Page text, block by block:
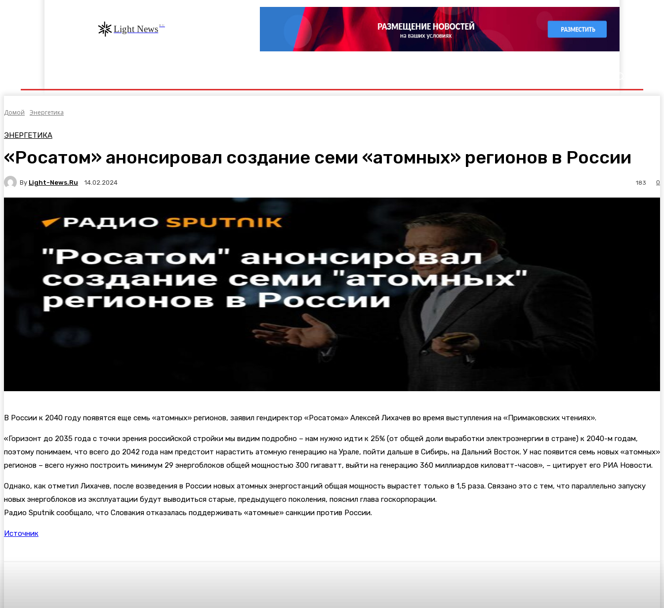
Light News RU
Домой Энергетика
ЭНЕРГЕТИКА
«Росатом» анонсировал создание семи «атомных» регионов в России
By Light-News.ru 14.02.2024 0
183
В России к 2040 году появятся еще семь «атомных» регионов, заявил гендиректор «Росатома» Алексей Лихачев во время выступления на «Примаковских чтениях».
«Горизонт до 2035 года с точки зрения российской стройки мы видим подробно – нам нужно идти к 25% (от общей доли выработки электроэнергии в стране) к 2040-м годам,
поэтому понимаем, что всего до 2042 года нам предстоит нарастить атомную генерацию на Урале, пойти дальше в Сибирь, на Дальний Восток. У нас появится семь новых «атомных»
регионов – всего нужно построить минимум 29 энергоблоков общей мощностью 300 гигаватт, выйти на генерацию 360 миллиардов киловатт-часов», – цитирует его РИА Новости.
Однако, как отметил Лихачев, после возведения в России новых атомных энергостанций общая мощность вырастет только в 1,5 раза. Связано это с тем, что параллельно запуску
новых энергоблоков из эксплуатации будут выводиться старые, предыдущего поколения, пояснил глава госкорпорации.
Радио Sputnik сообщало, что Словакия отказалась поддерживать «атомные» санкции против России.
Источник